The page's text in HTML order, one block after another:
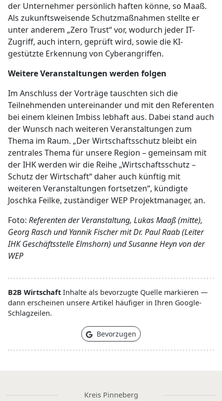
der Unternehmer persönlich haften könne, so Maaß.
Als zukunftsweisende Schutzmaßnahmen stellte er
unter anderem „Zero Trust“ vor, wodurch jeder IT-
Zugriff, auch intern, geprüft wird, sowie die KI-
gestützte Erkennung von Cyberangriffen.
Weitere Veranstaltungen werden folgen
Im Anschluss der Vorträge tauschten sich die
Teilnehmenden untereinander und mit den Referenten
bei einem kleinen Imbiss lebhaft aus. Dabei stand auch
der Wunsch nach weiteren Veranstaltungen zum
Thema im Raum. „Der Wirtschaftsschutz bleibt ein
zentrales Thema für unsere Region – gemeinsam mit
der IHK werden wir die Reihe „Wirtschaftsschutz –
Schutz der Wirtschaft“ daher auch künftig mit
weiteren Veranstaltungen fortsetzen“, kündigte
Joschka Feilke, zuständiger WEP Projektmanager, an.
Foto: Referenten der Veranstaltung, Lukas Maaß (mitte),
Georg Rasch und Yannik Fischer mit Dr. Paul Raab (Leiter
IHK Geschäftsstelle Elmshorn) und Susanne Heyn von der
WEP
B2B Wirtschaft Inhalte als bevorzugte Quelle markieren —
dann erscheinen unsere Artikel häufiger in Ihren Google-
Schlagzeilen.
Bevorzugen
Kreis Pinneberg